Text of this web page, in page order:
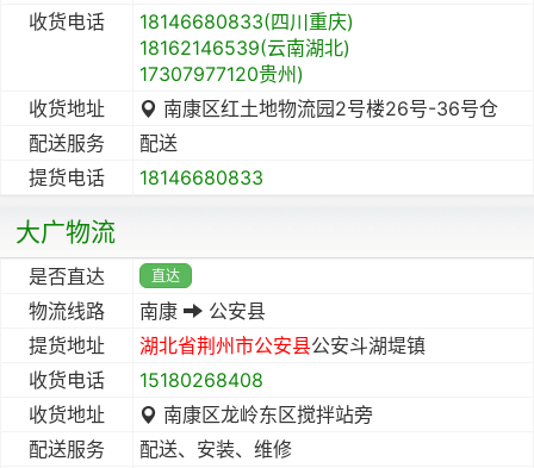
收货电话
18146680833(四川重庆)
18162146539(云南湖北)
17307977120贵州)
收货地址
南康区红土地物流园2号楼26号-36号仓
配送服务
配送
提货电话
18146680833
大广物流
是否直达 直达
物流线路 南康
公安县
提货地址
湖北省荆州市公安县公安斗湖堤镇
收货电话
15180268408
收货地址
南康区龙岭东区搅拌站旁
配送服务
配送、安装、维修